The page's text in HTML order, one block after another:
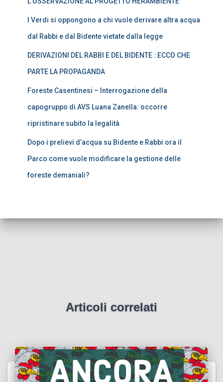
I Verdi si oppongono a chi vuole derivare altra acqua
dal Rabbi e dal Bidente vietate dalla legge
DERIVAZIONI DEL RABBI E DEL BIDENTE : ECCO CHE
PARTE LA PROPAGANDA
Foreste Casentinesi – Interrogazione della
capogruppo di AVS Luana Zanella: occorre
ripristinare subito la legalità
Dopo i prelievi d’acqua su Bidente e Rabbi ora il
Parco come vuole modificare la gestione delle
foreste demaniali?
Articoli correlati